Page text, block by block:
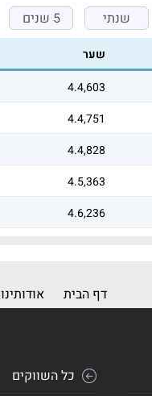
שנתי 5 שנים
שער
4.4,603
4.4,751
4.4,828
4.5,363
4.6,236
דף הבית אודותינו
כל השווקים